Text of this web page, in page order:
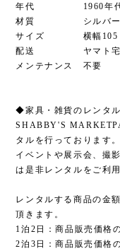
年代 1960年
材質 シルバーメ
サイズ 横幅105 ×
配送 ヤマト宅急
メンテナンス 不要
◆家具・雑貨のレンタ
SHABBY'S
タルを行っております。
イベントや展示会、撮
は是非レンタルをご利
レンタルする商品の金
頂きます。
1泊2日：商品販売価格
2泊3日：商品販売価格